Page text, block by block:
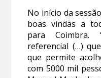
No início da
boas vindas a
para Coimbra.
referencial (…)
que permite
com 5000 mil